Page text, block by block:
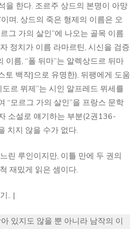
을 한다. 조르주 상드의 본명이 아망
이며, 상드의 죽은 형제의 이름은 오
그 가의 살인”에 나오는 골목 이름
정치가 이름 라마르틴, 시신을 검증
이름, “폴 뒤마”는 알렉상드르 뒤마
토 백작]으로 유명한), 뒤팽에게 도움
르 뮈제”는 시인 알프레드 뮈세를
“모르그 가의 살인”을 프랑스 문학
소설로 얘기하는 부분(2권136-
치지 않을 수가 없다.
린 루인이지만, 이틀 만에 두 권의
재밌게 읽은 셈이다.
.. |
있지도 않을 뿐 아니라 남작의 이